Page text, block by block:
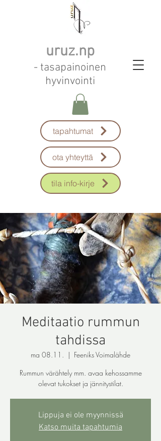
uruz.np
- tasapainoinen
hyvinvointi
tapahtumat
ota yhteyttä
tila info-kirje
Meditaatio rummun
tahdissa
ma 08.11.
  |
Feeniks Voimalähde
Rummun värähtely mm. avaa kehossamme
olevat tukokset ja jännitystilat.
Lippuja ei ole myynnissä
Katso muita tapahtumia